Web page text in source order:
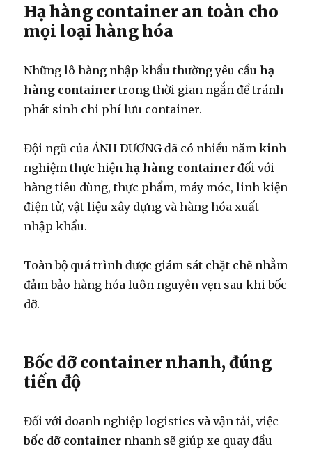
Hạ hàng container an toàn cho
mọi loại hàng hóa
Những lô hàng nhập khẩu thường yêu cầuhạ
hàng container trong thời gian ngắn để tránh
phát sinh chi phí lưu container.
Đội ngũ của ÁNH DƯƠNG đã có nhiều năm kinh
nghiệm thực hiệnhạ hàng container đối với
hàng tiêu dùng, thực phẩm, máy móc, linh kiện
điện tử, vật liệu xây dựng và hàng hóa xuất
nhập khẩu.
Toàn bộ quá trình được giám sát chặt chẽ nhằm
đảm bảo hàng hóa luôn nguyên vẹn sau khi bốc
dỡ.
Bốc dỡ container nhanh, đúng
tiến độ
Đối với doanh nghiệp logistics và vận tải, việc
bốc dỡ container nhanh sẽ giúp xe quay đầu